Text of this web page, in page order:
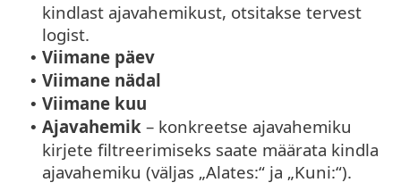
kindlast ajavahemikust, otsitakse tervest
logist.
• Viimane päev
• Viimane nädal
• Viimane kuu
• Ajavahemik – konkreetse ajavahemiku
kirjete filtreerimiseks saate määrata kindla
ajavahemiku (väljas „Alates:“ ja „Kuni:“).